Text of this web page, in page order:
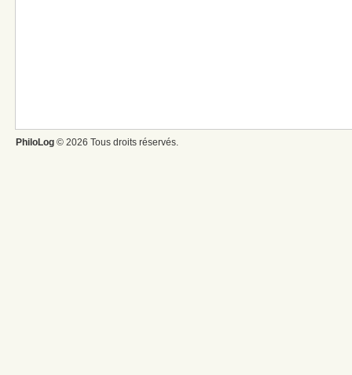
PhiloLog © 2026 Tous droits réservés.